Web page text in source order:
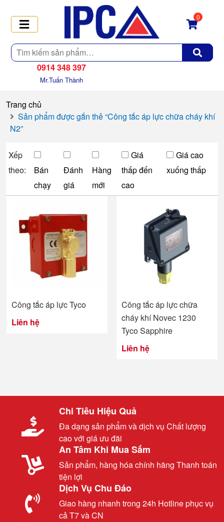
Tìm
kiếm
0
0914 348 397
Mr.Tuấn Thành
Trang chủ
Sản phẩm được gắn thẻ “Công tắc áp lực chữa cháy khí
N2”
Xếp
theo:
Bán
chạy
Đánh
giá
Hàng
mới
Giá
thấp đến
cao
Giá cao
xuống thấp
Công tắc áp lực Tyco
Liên hệ
Công tắc áp lực chữa
cháy khí Novec 1230
Tyco Sapphire
Liên hệ
Chi Tiêu Hiệu Quả
Đa dạng sản phẩm và dịch vụ Chất lượng
cao với giá ưu đãi
An Tâm Khi Mua Sắm
Sản phẩm, hàng hóa chính hãng Thanh toán
tiện lợi
Dịch Vụ Chu Đáo
Giao hàng nhanh trong 24h Hotline phục vụ
cả T7 và CN